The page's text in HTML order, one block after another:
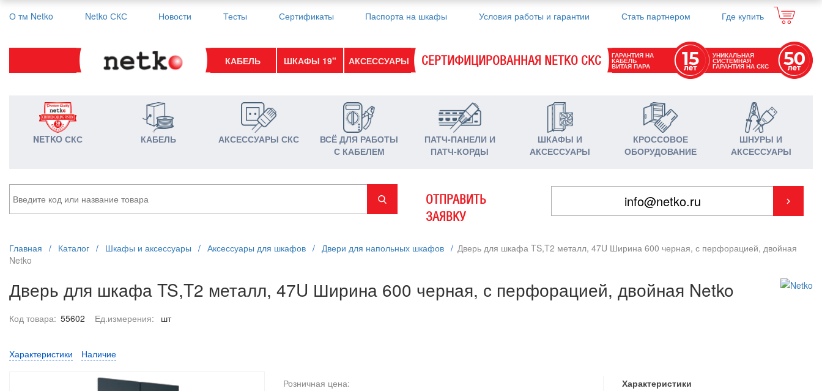
О тм Netko Netko СКС Новости Тесты Сертификаты Паспорта на шкафы Условия работы и гарантии Стать партнером Где купить
КАБЕЛЬ ШКАФЫ 19" АКСЕССУАРЫ СЕРТИФИЦИРОВАННАЯ NETKO СКС ГАРАНТИЯ НА
КАБЕЛЬ
ВИТАЯ ПАРА
УНИКАЛЬНАЯ
СИСТЕМНАЯ
ГАРАНТИЯ НА СКС
NETKO СКС КАБЕЛЬ АКСЕССУАРЫ СКС
ВСЁ ДЛЯ РАБОТЫ
С КАБЕЛЕМ
ПАТЧ-ПАНЕЛИ И
ПАТЧ-КОРДЫ
ШКАФЫ И
АКСЕССУАРЫ
КРОССОВОЕ
ОБОРУДОВАНИЕ
ШНУРЫ И
АКСЕССУАРЫ
ОТПРАВИТЬ
ЗАЯВКУ
Главная / Каталог / Шкафы и аксессуары / Аксессуары для шкафов / Двери для напольных шкафов / Дверь для шкафа TS,T2 металл, 47U Ширина 600 черная, с перфорацией, двойная
Netko
Дверь для шкафа TS,T2 металл, 47U Ширина 600 черная, с перфорацией, двойная Netko
Код товара: 55602 Ед.измерения: шт
Характеристики Наличие
Розничная цена:
Характеристики